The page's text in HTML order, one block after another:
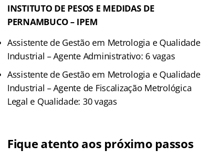
INSTITUTO DE PESOS E MEDIDAS DE
PERNAMBUCO – IPEM
Assistente de Gestão em Metrologia e Qualidade
Industrial – Agente Administrativo: 6 vagas
Assistente de Gestão em Metrologia e Qualidade
Industrial – Agente de Fiscalização Metrológica
Legal e Qualidade: 30 vagas
Fique atento aos próximo passos